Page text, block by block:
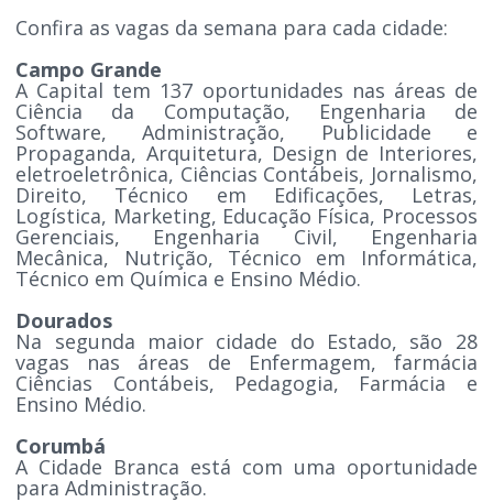
Confira as vagas da semana para cada cidade:
Campo Grande
A Capital tem 137 oportunidades nas áreas de
Ciência da Computação, Engenharia de
Software, Administração, Publicidade e
Propaganda, Arquitetura, Design de Interiores,
eletroeletrônica, Ciências Contábeis, Jornalismo,
Direito, Técnico em Edificações, Letras,
Logística, Marketing, Educação Física, Processos
Gerenciais, Engenharia Civil, Engenharia
Mecânica, Nutrição, Técnico em Informática,
Técnico em Química e Ensino Médio.
Dourados
Na segunda maior cidade do Estado, são 28
vagas nas áreas de Enfermagem, farmácia
Ciências Contábeis, Pedagogia, Farmácia e
Ensino Médio.
Corumbá
A Cidade Branca está com uma oportunidade
para Administração.